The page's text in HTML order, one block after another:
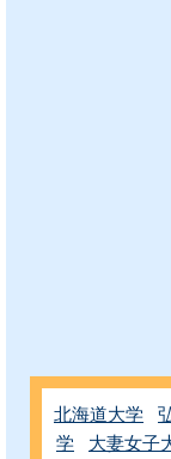
北海道大学
学
大妻女子